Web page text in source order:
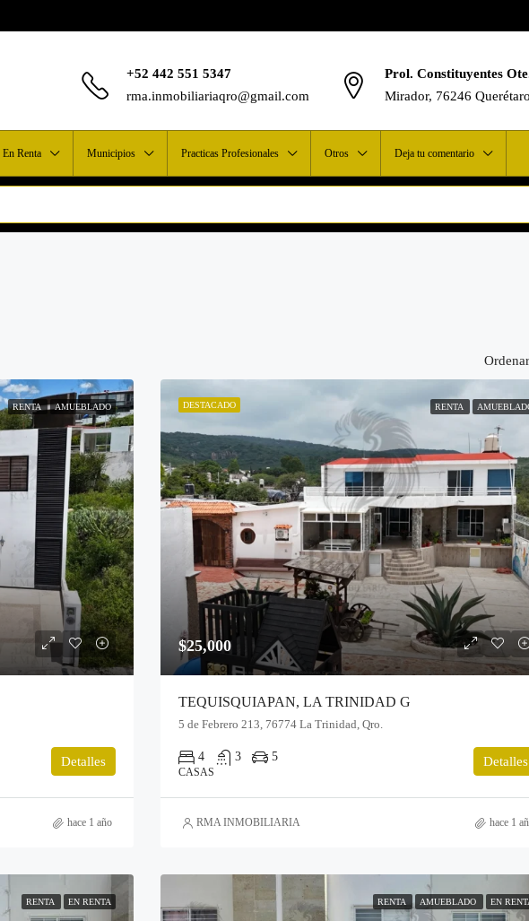
+52 442 551 5347
rma.inmobiliariaqro@gmail.com
Prol. Constituyentes
Mirador, 76246 Querétaro
En Renta Municipios Practicas Profesionales Otros Deja tu comentario
RENTA AMUEBLADO
Detalles
hace 1 año
DESTACADO RENTA
$25,000
TEQUISQUIAPAN, LA TRINIDAD G
5 de Febrero 213, 76774 La Trinidad, Qro.
4 3 5
CASAS
Detalles
RMA INMOBILIARIA hace 1
RENTA EN RENTA RENTA AMUEBLADO EN